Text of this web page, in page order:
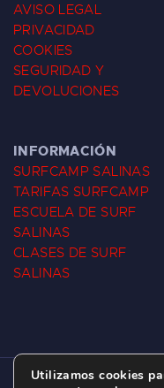
AVISO LEGAL
PRIVACIDAD
COOKIES
SEGURIDAD Y
DEVOLUCIONES
INFORMACIÓN
SURFCAMP SALINAS
TARIFAS SURFCAMP
ESCUELA DE SURF
SALINAS
CLASES DE SURF
SALINAS
Utilizamos cookies